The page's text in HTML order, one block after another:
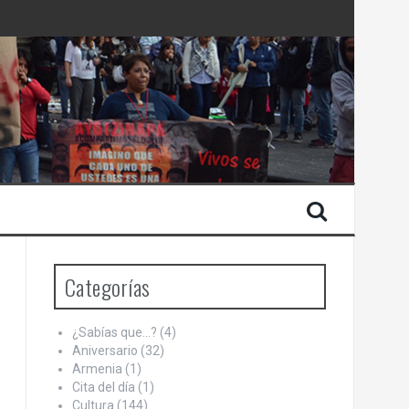
de Israel
Categorías
¿Sabías que…? (4)
Aniversario (32)
Armenia (1)
Cita del día (1)
Cultura (144)